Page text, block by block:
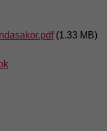
(1.33 MB)